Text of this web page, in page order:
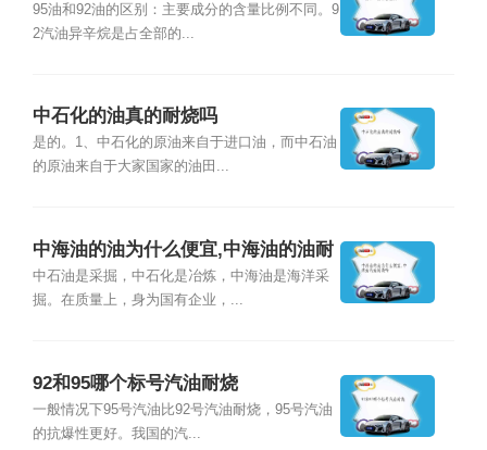
95油和92油的区别：主要成分的含量比例不同。9
2汽油异辛烷是占全部的...
中石化的油真的耐烧吗
是的。1、中石化的原油来自于进口油，而中石油
的原油来自于大家国家的油田...
中海油的油为什么便宜,中海油的油耐
烧吗
中石油是采掘，中石化是冶炼，中海油是海洋采
掘。在质量上，身为国有企业，...
92和95哪个标号汽油耐烧
一般情况下95号汽油比92号汽油耐烧，95号汽油
的抗爆性更好。我国的汽...